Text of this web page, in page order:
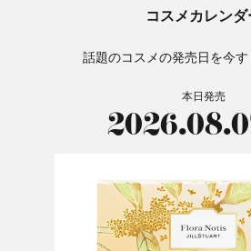
コスメカレンダ
話題のコスメの発売日を今す
本日発売